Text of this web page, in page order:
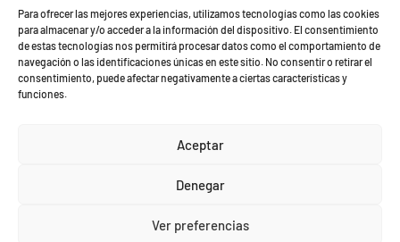
Para ofrecer las mejores experiencias, utilizamos tecnologías como las cookies
para almacenar y/o acceder a la información del dispositivo. El consentimiento
de estas tecnologías nos permitirá procesar datos como el comportamiento de
navegación o las identificaciones únicas en este sitio. No consentir o retirar el
consentimiento, puede afectar negativamente a ciertas características y
funciones.
Aceptar
Denegar
Ver preferencias
reservados.